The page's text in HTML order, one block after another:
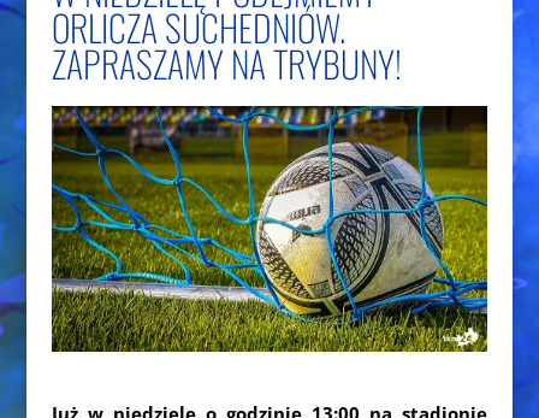
ORLICZA SUCHEDNIÓW.
ZAPRASZAMY NA TRYBUNY!